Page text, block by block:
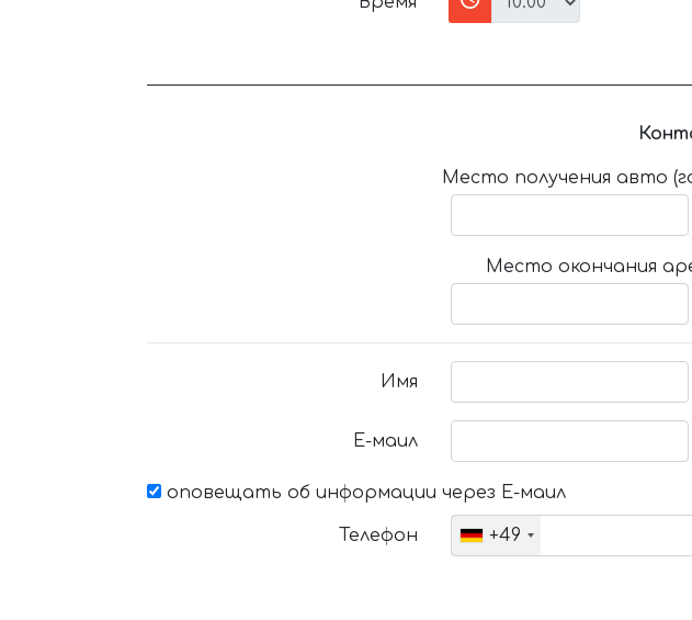
Место получения авто
Место окончания
Имя
Е-маил
оповещать об информации через Е-маил
Телефон +49